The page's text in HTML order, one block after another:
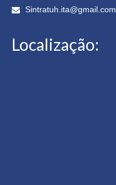
Sintratuh.ita@gmail.com
Localização: